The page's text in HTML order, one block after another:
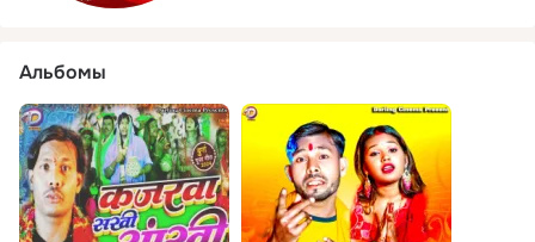
Альбомы